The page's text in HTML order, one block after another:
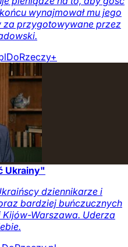
wynajmował mu jego
za przygotowywane przez
DoRzeczy+
Ukrainy"
dziennikarze i
bardziej buńczucznych
Warszawa. Uderza